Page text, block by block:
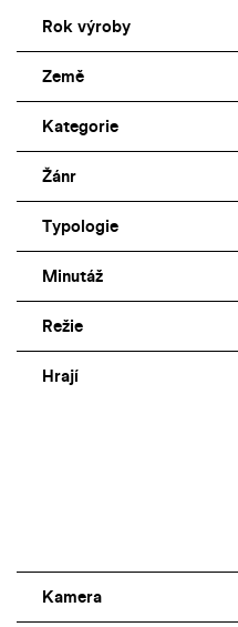
Rok výroby
Země
Kategorie
Žánr
Typologie
Minutáž
Režie
Hrají
Kamera